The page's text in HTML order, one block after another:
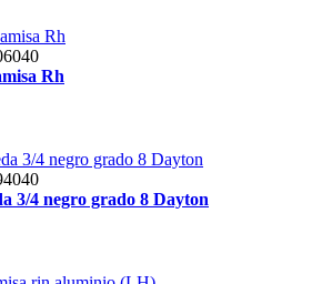
Rh
3/4 negro grado 8 Dayton